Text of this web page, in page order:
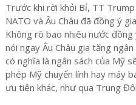
Trước khi rời khỏi Bỉ, TT
NATO và Âu Châu đã đồng ý
Không rõ bao nhiêu nước
nói ngay Âu Châu gia tăng
có nghĩa là ngân sách của Mỹ
phép Mỹ chuyển lính hay máy
ưu tiên khác, như qua Trung